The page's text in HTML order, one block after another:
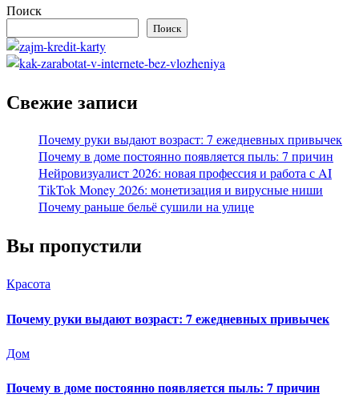
Поиск
Поиск
Свежие записи
Почему руки выдают возраст: 7 ежедневных привычек
Почему в доме постоянно появляется пыль: 7 причин
Нейровизуалист 2026: новая профессия и работа с AI
TikTok Money 2026: монетизация и вирусные ниши
Почему раньше бельё сушили на улице
Вы пропустили
Красота
Почему руки выдают возраст: 7 ежедневных привычек
Дом
Почему в доме постоянно появляется пыль: 7 причин